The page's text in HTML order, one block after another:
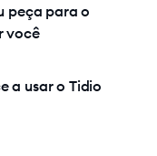
peça para o
você
a usar o Tidio